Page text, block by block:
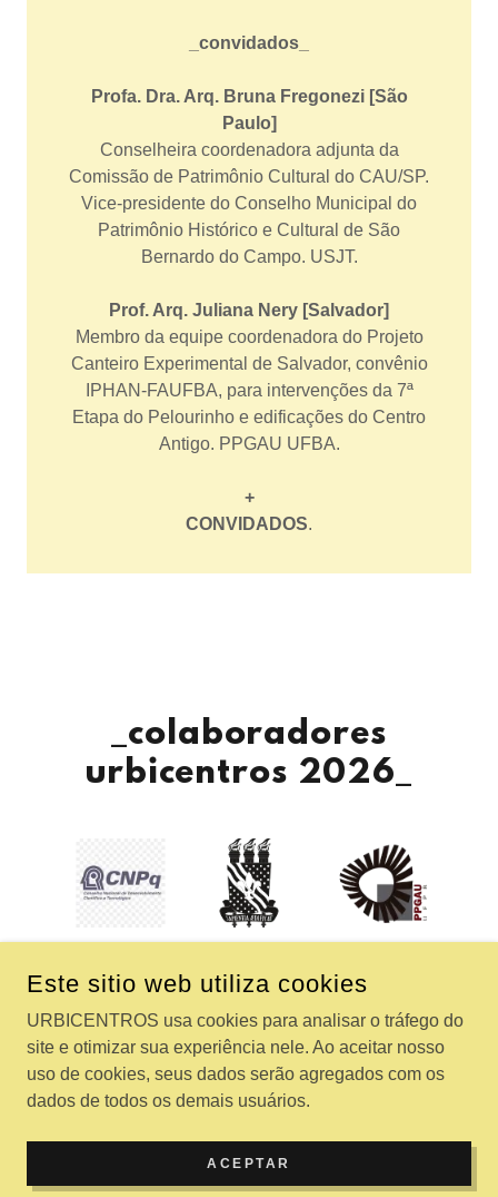
_convidados_
Profa. Dra. Arq. Bruna Fregonezi [São
Paulo]
Conselheira coordenadora adjunta da
Comissão de Patrimônio Cultural do CAU/SP.
Vice-presidente do Conselho Municipal do
Patrimônio Histórico e Cultural de São
Bernardo do Campo. USJT.
Prof. Arq. Juliana Nery [Salvador]
Membro da equipe coordenadora do Projeto
Canteiro Experimental de Salvador, convênio
IPHAN-FAUFBA, para intervenções da 7ª
Etapa do Pelourinho e edificações do Centro
Antigo. PPGAU UFBA.
+
CONVIDADOS.
_colaboradores
urbicentros 2026_
COPYRIGHT © 2026 URBICENTROS - TODOS LOS
DERECHOS RESERVADOS.
CON TECNOLOGÍA DE
QRCode de inscrição#2026
Este sitio web utiliza cookies
URBICENTROS usa cookies para analisar o tráfego do
site e otimizar sua experiência nele. Ao aceitar nosso
uso de cookies, seus dados serão agregados com os
dados de todos os demais usuários.
ACEPTAR